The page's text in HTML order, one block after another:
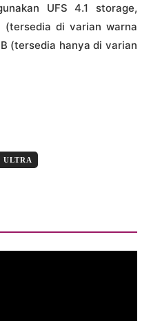
UFS 4.1 storage,
(tersedia di varian warna
(tersedia hanya di varian